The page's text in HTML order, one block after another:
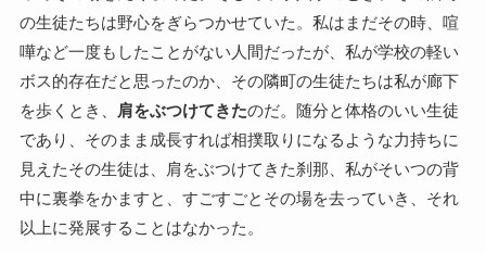
の生徒たちは野心をぎらつかせていた。私はまだその時、喧
嘩など一度もしたことがない人間だったが、私が学校の軽い
ボス的存在だと思ったのか、その隣町の生徒たちは私が廊下
を歩くとき、 肩をぶつけてきたのだ。随分と体格のいい生徒
であり、そのまま成長すれば相撲取りになるような力持ちに
見えたその生徒は、肩をぶつけてきた刹那、私がそいつの背
中に裏拳をかますと、すごすごとその場を去っていき、それ
以上に発展することはなかった。